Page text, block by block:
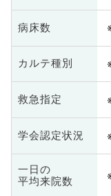
病床数
カルテ種別
救急指定
学会認定状況
一日の
平均来院数